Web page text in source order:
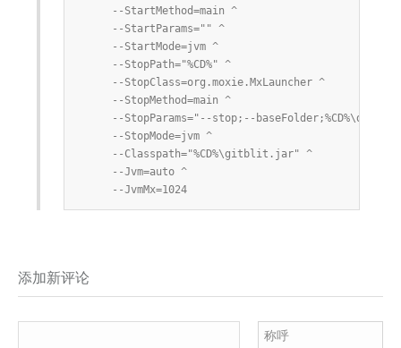
     --StartMethod=main ^
     --StartParams="" ^
     --StartMode=jvm ^
     --StopPath="%CD%" ^
     --StopClass=org.moxie.MxLauncher ^
     --StopMethod=main ^
     --StopParams="--stop;--baseFolder;%CD%\data" ^
     --StopMode=jvm ^
     --Classpath="%CD%\gitblit.jar" ^
     --Jvm=auto ^
     --JvmMx=1024
添加新评论
称呼